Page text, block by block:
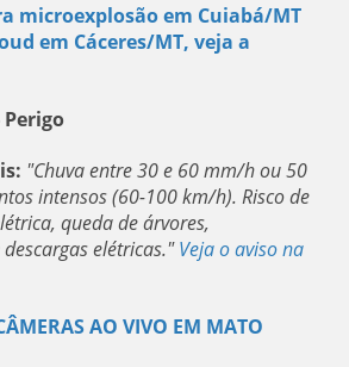
microexplosão em Cuiabá/MT
em Cáceres/MT, veja a
"Chuva entre 30 e 60 mm/h ou 50
intensos (60-100 km/h). Risco de
queda de árvores,
elétricas."Veja o aviso na
AO VIVO EM MATO